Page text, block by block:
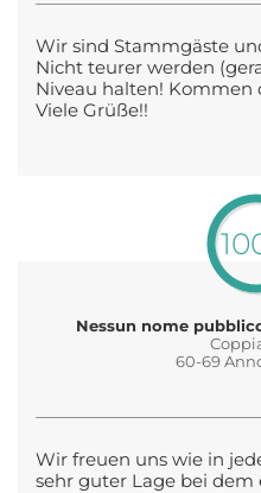
Wir sind Stammgäste
Nicht teurer werden
Niveau halten! Kommen
Viele Grüße!!
Nessun nome
60-69
Wir freuen uns wie in
sehr guter Lage bei